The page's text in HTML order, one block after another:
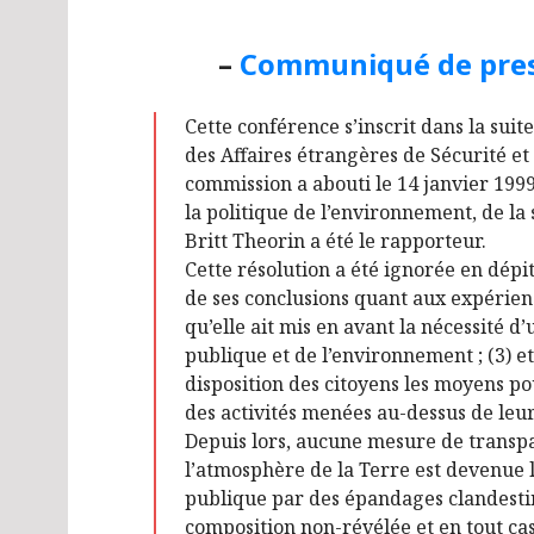
– Communiqué de
Cette conférence s’inscrit dans la
des Affaires étrangères de Sécurité
commission a abouti le 14 janvier
la politique de l’environnement, de
Britt Theorin a été le rapporteur.
Cette résolution a été ignorée en
de ses conclusions quant aux
qu’elle ait mis en avant la nécessité
publique et de l’environnement ; (3)
disposition des citoyens les moyens
des activités menées au-dessus de
Depuis lors, aucune mesure de
l’atmosphère de la Terre est
publique par des épandages
composition non-révélée et en tout